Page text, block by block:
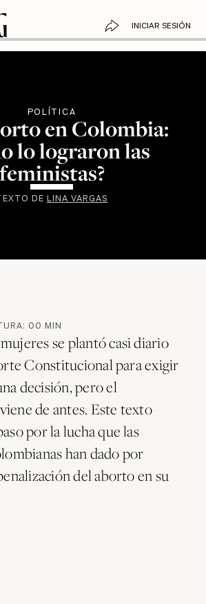
INICIAR SESIÓN
POLÍTICA
en Colombia:
lo lograron las
feministas?
DE LINA VARGAS
00 MIN
se plantó casi diario
Constitucional para exigir
decisión, pero el
de antes. Este texto
por la lucha que las
han dado por
del aborto en su